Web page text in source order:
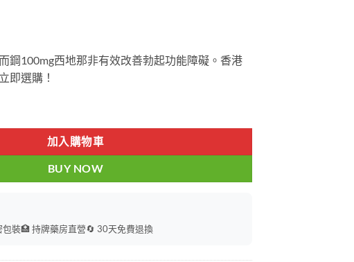
鋼100mg西地那非有效改善勃起功能障礙。香港
即選購！
加入購物車
BUY NOW
裝🏥 持牌藥房直營🔄 30天免費退換